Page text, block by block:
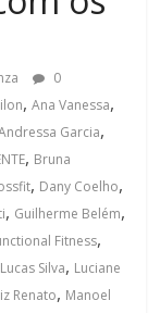
0
,Ana Vanessa,
Garcia,
, Bruna
, Dany Coelho,
, Guilherme Belém,
Fitness,
Lucas Silva, Luciane
Renato, Manoel